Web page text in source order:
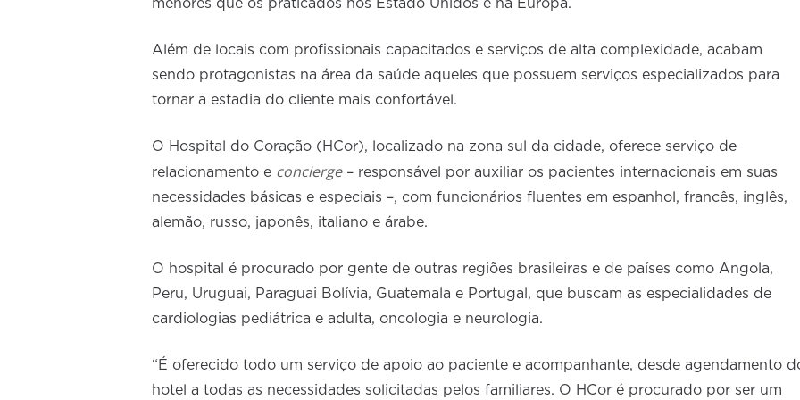
menores que os praticados nos Estado Unidos e na Europa.
Além de locais com profissionais capacitados e serviços de alta complexidade, acabam
sendo protagonistas na área da saúde aqueles que possuem serviços especializados para
tornar a estadia do cliente mais confortável.
O Hospital do Coração (HCor), localizado na zona sul da cidade, oferece serviço de
relacionamento e concierge– responsável por auxiliar os pacientes internacionais em suas
necessidades básicas e especiais –, com funcionários fluentes em espanhol, francês, inglês,
alemão, russo, japonês, italiano e árabe.
O hospital é procurado por gente de outras regiões brasileiras e de países como Angola,
Peru, Uruguai, Paraguai Bolívia, Guatemala e Portugal, que buscam as especialidades de
cardiologias pediátrica e adulta, oncologia e neurologia.
“É oferecido todo um serviço de apoio ao paciente e acompanhante, desde agendamento
hotel a todas as necessidades solicitadas pelos familiares. O HCor é procurado por ser um